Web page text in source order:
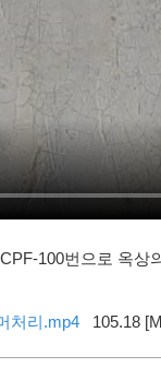
100번으로 옥
처리.mp4 105.18